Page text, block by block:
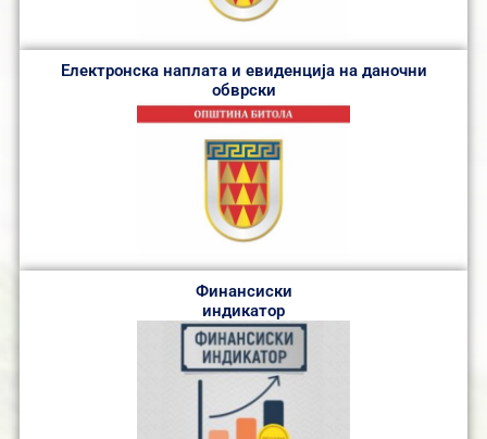
Електронска наплата и евиденција на даночни
обврски
Финансиски
индикатор